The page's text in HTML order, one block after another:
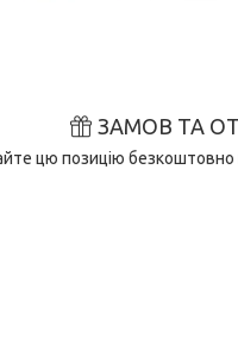
ЗАМОВ ТА
цю позицію безкоштовно